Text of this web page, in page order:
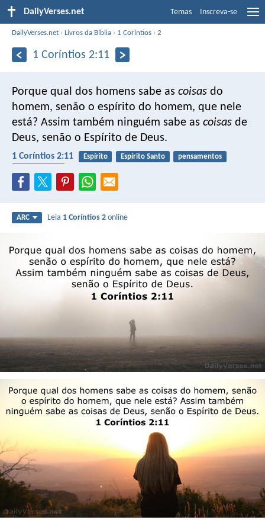
DailyVerses.net Temas Inscreva-se
DailyVerses.net ›Livros da Bíblia › 1 Coríntios ›2
1 Coríntios 2:11
Porque qual dos homens sabe as coisas do
homem, senão o espírito do homem, que nele
está? Assim também ninguém sabe as coisas de
Deus, senão o Espírito de Deus.
1 Coríntios 2:11 Espírito Espírito Santo
pensamentos
ARC Leia 1 Coríntios 2 online